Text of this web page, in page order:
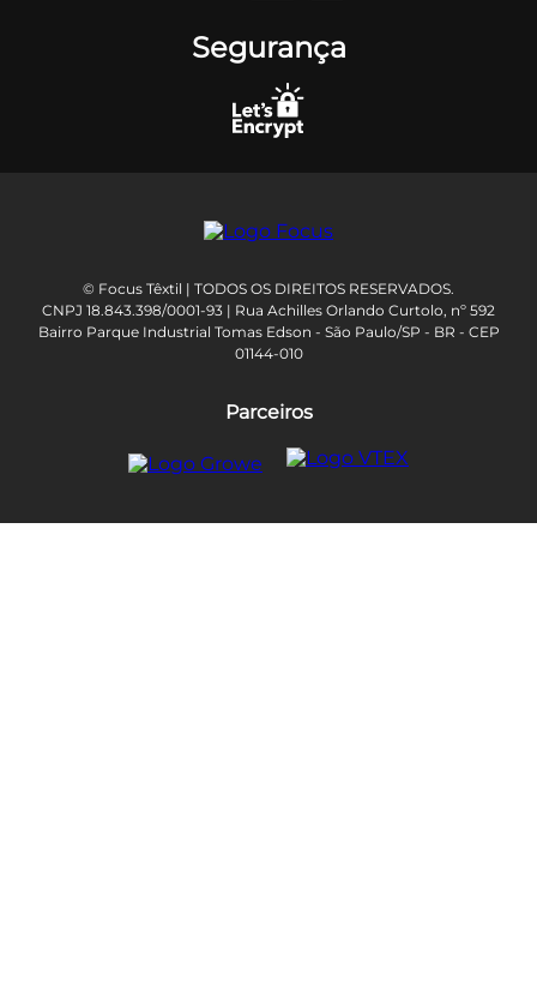
Segurança
© Focus Têxtil | TODOS OS DIREITOS RESERVADOS.
CNPJ 18.843.398/0001-93 | Rua Achilles Orlando Curtolo, nº 592
Bairro Parque Industrial Tomas Edson - São Paulo/SP - BR - CEP
01144-010
Parceiros